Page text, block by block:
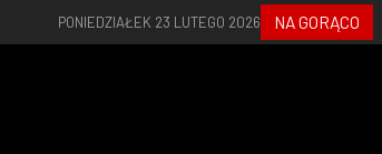
PONIEDZIAŁEK 23 LUTEGO 2026 NA GORĄCO